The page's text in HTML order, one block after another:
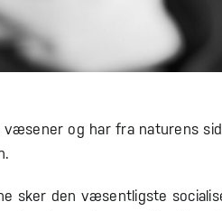
væsener og har fra naturens
sker den væsentligste